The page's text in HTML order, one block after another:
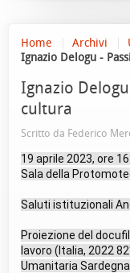
Home Archivi
Ignazio Delogu -
Ignazio
cultura
Scritto da Federico
19 aprile 2023, ore
Sala della
Saluti istituzionali
Proiezione del
lavoro (Italia, 2022
Umanitaria